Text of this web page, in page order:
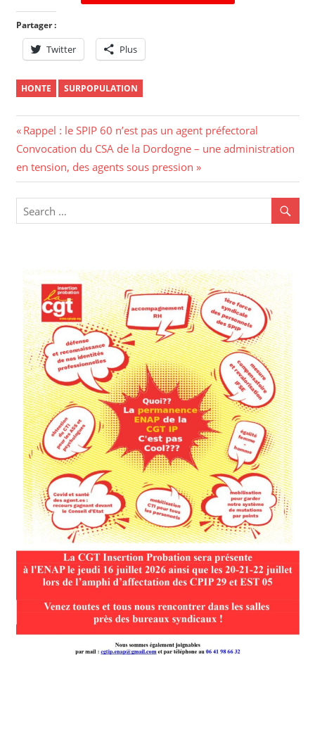
Partager :
Twitter Plus
HONTE SURPOPULATION
Rappel : le SPIP 60 n’est pas un agent préfectoral
Convocation du CSA de la Dordogne – une administration
en tension, des agents sous pression